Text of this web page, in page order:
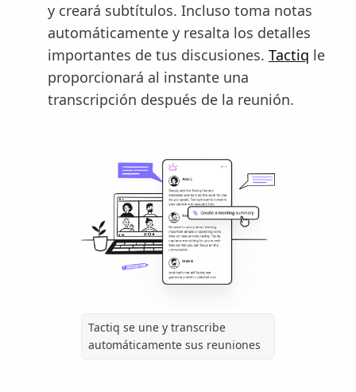
y creará subtítulos. Incluso toma notas
automáticamente y resalta los detalles
importantes de tus discusiones. Tactiq le
proporcionará al instante una
transcripción después de la reunión.
Tactiq se une y transcribe
automáticamente sus reuniones